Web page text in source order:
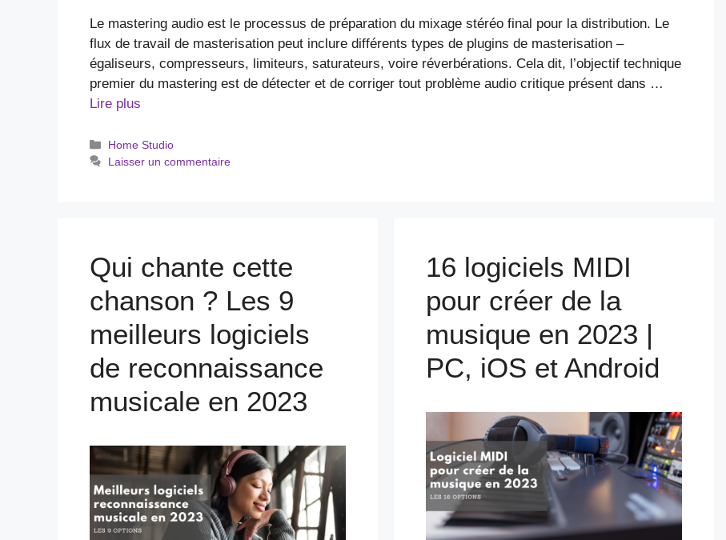
Le mastering audio est le processus de préparation du mixage stéréo final pour la distribution. Le
flux de travail de masterisation peut inclure différents types de plugins de masterisation –
égaliseurs, compresseurs, limiteurs, saturateurs, voire réverbérations. Cela dit, l’objectif technique
premier du mastering est de détecter et de corriger tout problème audio critique présent dans …
Lire plus
Catégories
Home Studio
Laisser un commentaire
Qui chante cette
chanson ? Les 9
meilleurs logiciels
de reconnaissance
musicale en 2023
16 logiciels MIDI
pour créer de la
musique en 2023 |
PC, iOS et Android